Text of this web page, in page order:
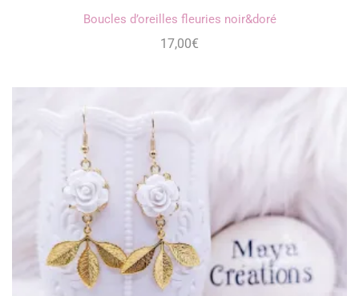
Boucles d’oreilles fleuries noir&doré
17,00€